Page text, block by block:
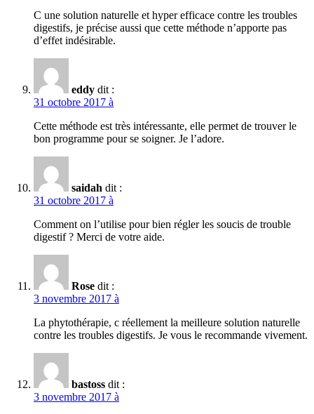
C une solution naturelle et hyper efficace contre les troubles
digestifs, je précise aussi que cette méthode n’apporte pas
d’effet indésirable.
eddy dit :
31 octobre 2017 à
Cette méthode est très intéressante, elle permet de trouver le
bon programme pour se soigner. Je l’adore.
saidah dit :
31 octobre 2017 à
Comment on l’utilise pour bien régler les soucis de trouble
digestif ? Merci de votre aide.
Rose dit :
3 novembre 2017 à
La phytothérapie, c réellement la meilleure solution naturelle
contre les troubles digestifs. Je vous le recommande vivement.
bastoss dit :
3 novembre 2017 à